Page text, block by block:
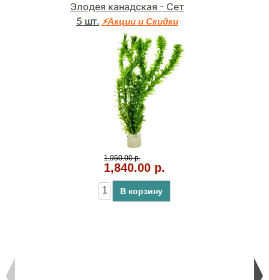
Элодея канадская - Сет
5 шт. ⚡Акции и Скидки
1,950.00 р.
1,840.00 р.
В корзину